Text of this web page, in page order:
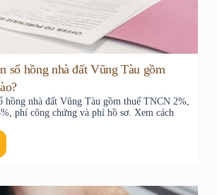
sổ hồng nhà đất Vũng Tàu gồm
hồng nhà đất Vũng Tàu gồm thuế TNCN 2%,
phí công chứng và phí hồ sơ. Xem cách